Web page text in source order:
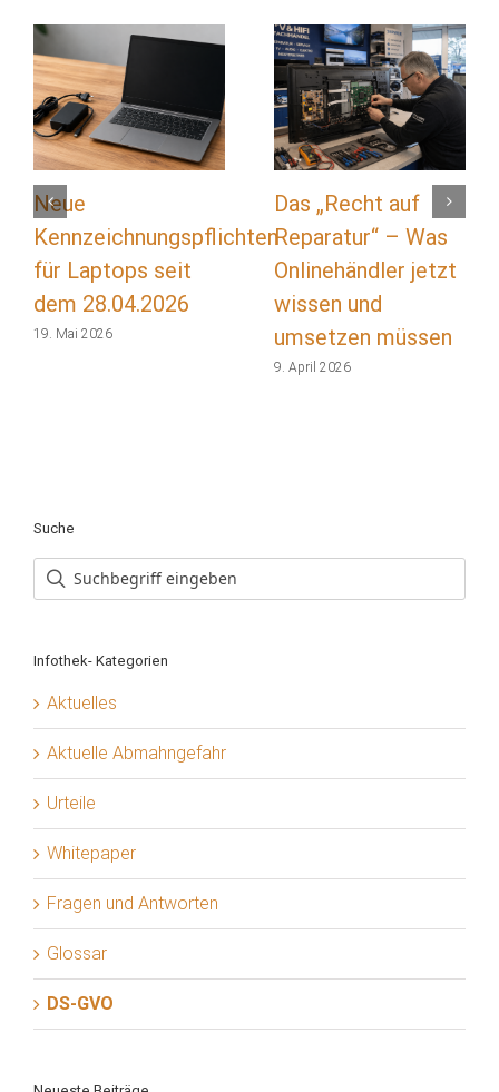
Neue
Kennzeichnungspflichten
für Laptops seit
dem 28.04.2026
19. Mai 2026
Das „Recht auf
Reparatur“ – Was
Onlinehändler jetzt
wissen und
umsetzen müssen
9. April 2026
Suche
Infothek- Kategorien
Aktuelles
Aktuelle Abmahngefahr
Urteile
Whitepaper
Fragen und Antworten
Glossar
DS-GVO